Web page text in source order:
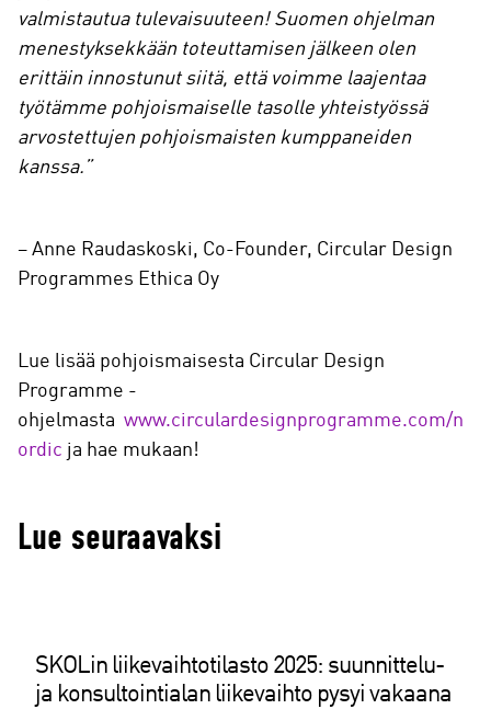
valmistautua tulevaisuuteen! Suomen ohjelman
menestyksekkään toteuttamisen jälkeen olen
erittäin innostunut siitä, että voimme laajentaa
työtämme pohjoismaiselle tasolle yhteistyössä
arvostettujen pohjoismaisten kumppaneiden
kanssa.”
– Anne Raudaskoski, Co-Founder, Circular Design
Programmes Ethica Oy
Lue lisää pohjoismaisesta Circular Design
Programme -
ohjelmasta www.circulardesignprogramme.com/n
ordic ja hae mukaan!
Lue seuraavaksi
SKOLin liikevaihtotilasto 2025: suunnittelu-
ja konsultointialan liikevaihto pysyi vakaana